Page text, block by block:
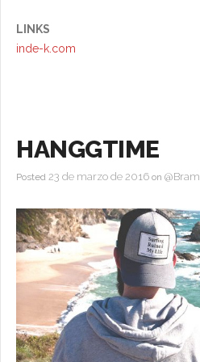
+ Fotografía
+ Otros
LINKS
inde-k.com
HANGGTIME
Posted 23 de marzo de 2016 on @Bram